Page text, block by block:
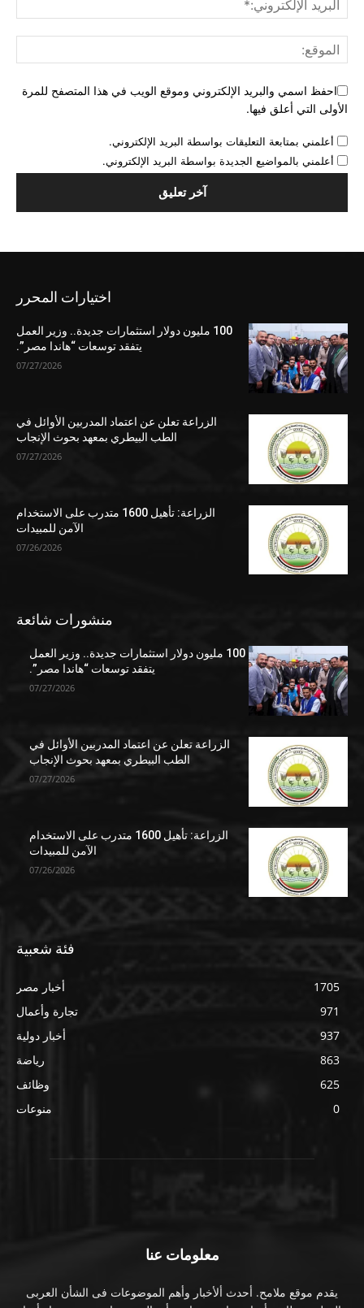
احفظ اسمي والبريد الإلكتروني وموقع الويب في هذا المتصفح للمرة
الأولى التي أعلق فيها.
أعلمني بمتابعة التعليقات بواسطة البريد الإلكتروني.
أعلمني بالمواضيع الجديدة بواسطة البريد الإلكتروني.
اختيارات المحرر
100 مليون دولار استثمارات جديدة.. وزير العمل
يتفقد توسعات “هاندا مصر”.
07/27/2026
الزراعة تعلن عن اعتماد المدربين الأوائل في
الطب البيطري بمعهد بحوث الإنجاب
07/27/2026
الزراعة: تأهيل 1600 متدرب على الاستخدام
الآمن للمبيدات
07/26/2026
منشورات شائعة
100 مليون دولار استثمارات جديدة.. وزير العمل
يتفقد توسعات “هاندا مصر”.
07/27/2026
الزراعة تعلن عن اعتماد المدربين الأوائل في
الطب البيطري بمعهد بحوث الإنجاب
07/27/2026
الزراعة: تأهيل 1600 متدرب على الاستخدام
الآمن للمبيدات
07/26/2026
فئة شعبية
أخبار مصر
1705
تجارة وأعمال
971
أخبار دولية
937
رياضة
863
وظائف
625
منوعات
0
معلومات عنا
يقدم موقع ملامح. أحدث ألأخبار وأهم الموضوعات فى الشأن العربى